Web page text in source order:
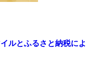
ルとふるさと納税によ